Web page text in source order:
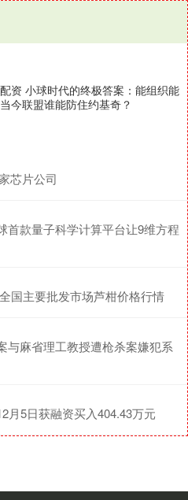
资 小球时代的终极答案：能组织能
今联盟谁能防住约基奇？
芯片公司
首款量子科学计算平台让9维方程
国主要批发市场芦柑价格行情
与麻省理工教授遭枪杀案嫌犯系
月5日获融资买入404.43万元